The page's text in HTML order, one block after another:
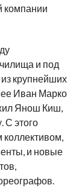
компании
и под
крупнейших
Иван Марко
Янош Киш,
С этого
и новые